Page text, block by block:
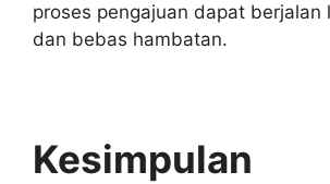
proses pengajuan dapat berjalan
dan bebas hambatan.
Kesimpulan